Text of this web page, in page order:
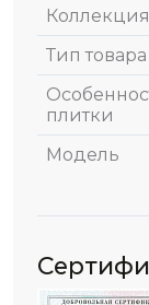
Коллекция
Тип товара
плитки
Модель